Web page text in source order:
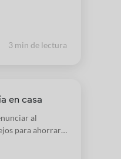
3 min de lectura
en casa
al
para ahorrar